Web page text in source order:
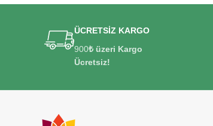
ÜCRETSİZ KARGO
900₺ üzeri Kargo
Ücretsiz!